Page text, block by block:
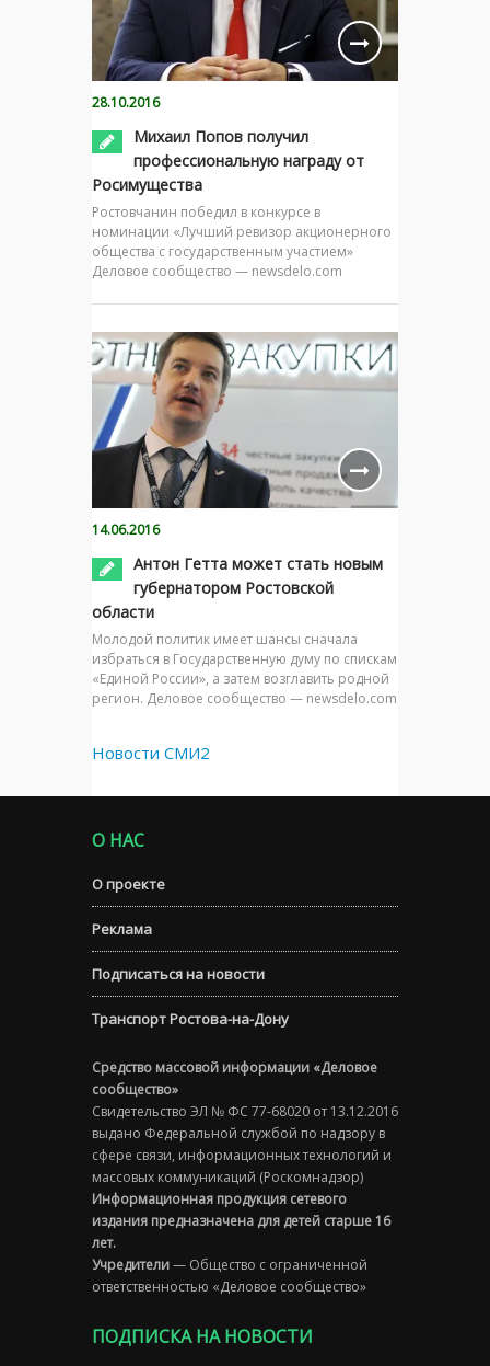
28.10.2016
Михаил Попов получил
профессиональную награду от
Росимущества
Ростовчанин победил в конкурсе в
номинации «Лучший ревизор акционерного
общества с государственным участием»
Деловое сообщество — newsdelo.com
14.06.2016
Антон Гетта может стать новым
губернатором Ростовской
области
Молодой политик имеет шансы сначала
избраться в Государственную думу по спискам
«Единой России», а затем возглавить родной
регион. Деловое сообщество — newsdelo.com
Новости СМИ2
О НАС
О проекте
Реклама
Подписаться на новости
Транспорт Ростова-на-Дону
Средство массовой информации «Деловое
сообщество»
Свидетельство ЭЛ № ФС 77-68020 от 13.12.2016
выдано Федеральной службой по надзору в
сфере связи, информационных технологий и
массовых коммуникаций (Роскомнадзор)
Информационная продукция сетевого
издания предназначена для детей старше 16
лет.
Учредители— Общество с ограниченной
ответственностью «Деловое сообщество»
ПОДПИСКА НА НОВОСТИ